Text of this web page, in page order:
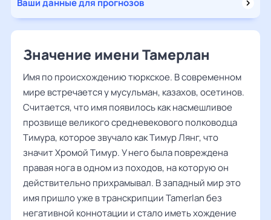
Ваши данные для прогнозов
Значение имени Тамерлан
Имя по происхождению тюркское. В современном
мире встречается у мусульман, казахов, осетинов.
Считается, что имя появилось как насмешливое
прозвище великого средневекового полководца
Тимура, которое звучало как Тимур Лянг, что
значит Хромой Тимур. У него была повреждена
правая нога в одном из походов, на которую он
действительно прихрамывал. В западный мир это
имя пришло уже в транскрипции Tamerlan без
негативной коннотации и стало иметь хождение